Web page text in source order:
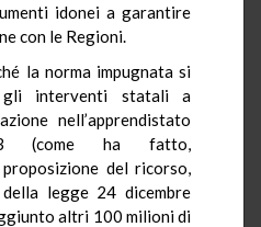
idonei a garantire
con le Regioni.
la norma impugnata si
interventi statali a
nell’apprendistato
(come ha fatto,
del ricorso,
legge 24 dicembre
altri 100 milioni di